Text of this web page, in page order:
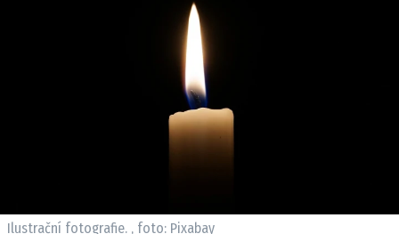
SLEDUJTE NÁS NA|
Ilustrační fotografie. , foto: Pixabay